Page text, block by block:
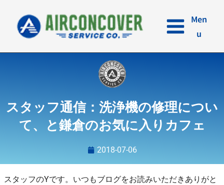
キ
Men
u
スタッフ通信：洗浄機の修理につい
て、と鎌倉のお気に入りカフェ
2018-07-06
スタッフのYです。いつもブログをお読みいただきありがと